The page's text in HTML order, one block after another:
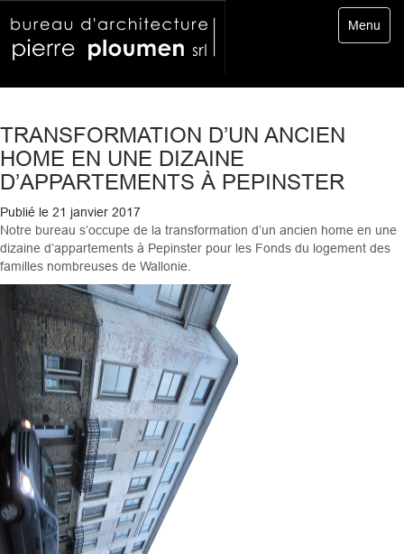
Toggle
Menu
TRANSFORMATION D’UN ANCIEN
HOME EN UNE DIZAINE
D’APPARTEMENTS À PEPINSTER
Publié le 21 janvier 2017
Notre bureau s’occupe de la transformation d’un ancien home en une
dizaine d’appartements à Pepinster pour les Fonds du logement des
familles nombreuses de Wallonie.